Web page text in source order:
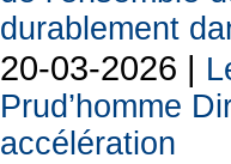
durablement
20-03-2026 |
Prud’homme
accélération